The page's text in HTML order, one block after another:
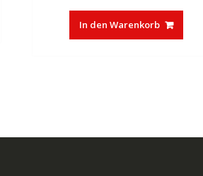
war:
€37,85
ist:
€23,27.
In den Warenkorb